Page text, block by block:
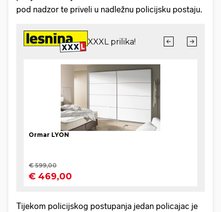
pod nadzor te priveli u nadležnu policijsku postaju.
Tijekom policijskog postupanja jedan policajac je